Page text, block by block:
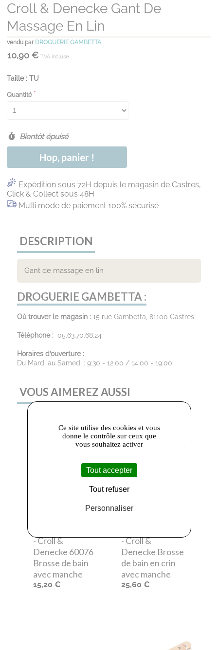
Croll & Denecke Gant De
Massage En Lin
vendu par DROGUERIE GAMBETTA
10,90 € TVA incluse
Taille : TU
Quantité
Bientôt épuisé
Hop, panier !
Expédition sous 72H depuis le magasin de Castres,
Click & Collect sous 48H
Multi mode de paiement 100% sécurisé
DESCRIPTION
Gant de massage en lin
DROGUERIE GAMBETTA :
Où trouver le magasin : 15 rue Gambetta, 81100 Castres
Téléphone : 05.63.70.68.24
Horaires d’ouverture :
Du Mardi au Samedi : 9:30 - 12:00 / 14:00 - 19:00
VOUS AIMEREZ AUSSI
- Croll &
Denecke 60076
Brosse de bain
avec manche
15,20 €
- Croll &
Denecke Brosse
de bain en crin
avec manche
25,60 €
Ce site utilise des cookies et vous
donne le contrôle sur ceux que
vous souhaitez activer
Tout accepter
Tout refuser
Personnaliser